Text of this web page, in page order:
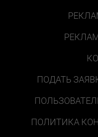
ПОДАТЬ
ПОЛИТИКА